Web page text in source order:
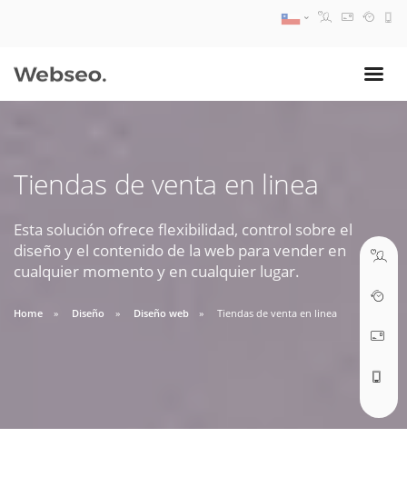
Tiendas de venta en linea
Esta solución ofrece flexibilidad, control sobre el
diseño y el contenido de la web para vender en
cualquier momento y en cualquier lugar.
Home Diseño Diseño web Tiendas de venta en linea
09:30 AM A 18:30 PM
soporte@webseo.cl
ABRIR TICKET